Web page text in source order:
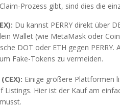
Prozess gibt, sind dies die
Du kannst PERRY direkt über
Wallet (wie MetaMask oder
DOT oder ETH gegen
Fake-Tokens zu vermeiden.
Einige größere Plattformen
Listings. Hier ist der Kauf am